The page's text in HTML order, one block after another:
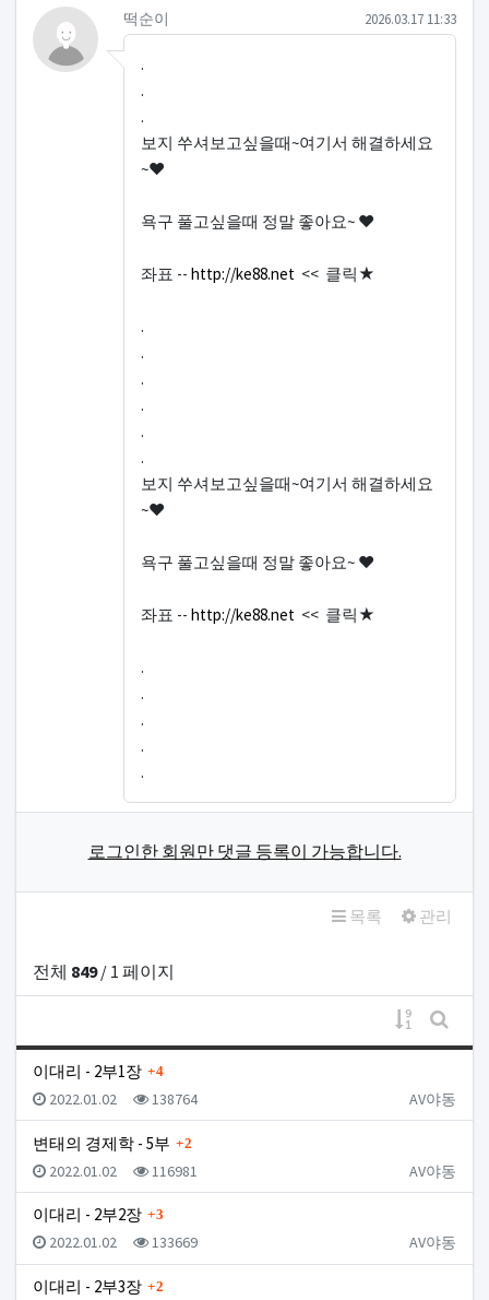
떡순이님의 댓글
떡순이 작성일
2026.03.17 11:33
.
.
.
보지 쑤셔보고싶을때~여기서 해결하세요
~♥
욕구 풀고싶을때 정말 좋아요~ ♥
좌표 -- http://ke88.net<< 클릭★
.
.
.
.
.
.
보지 쑤셔보고싶을때~여기서 해결하세요
~♥
욕구 풀고싶을때 정말 좋아요~ ♥
좌표 -- http://ke88.net<< 클릭★
.
.
.
.
.
로그인한 회원만 댓글 등록이 가능합니다.
목록 관리
전체 849/ 1 페이지
게시물 정
게시
이대리 - 2부1장 댓글
4
등록자
AV야동
등록일
2022.01.02 조회
138764
변태의 경제학 - 5부 댓글
2
등록자
AV야동
등록일
2022.01.02 조회
116981
이대리 - 2부2장 댓글
3
등록자
AV야동
등록일
2022.01.02 조회
133669
이대리 - 2부3장 댓글
2